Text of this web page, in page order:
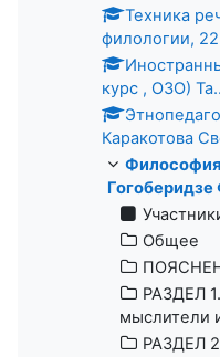
Техника
филологии,
курс , ОЗО)
Каракотова
Философия
Общее
РАЗДЕЛ
мыслители
РАЗДЕЛ